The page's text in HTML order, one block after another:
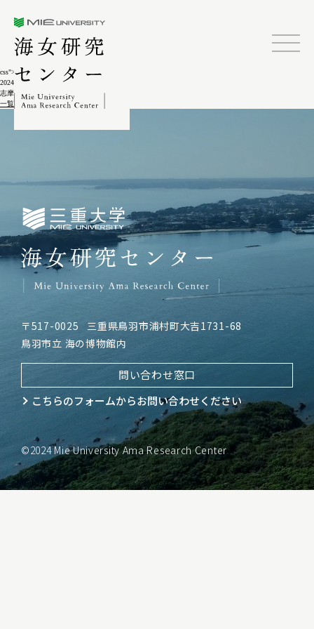
css">
2024.02.04
志摩町和具(ノリアイ海女)A-1-1
一覧に戻る
三重大学海女研究センター
〒517-0025
三重県鳥羽市浦村町大吉1731-68
鳥羽市立 海の博物館内
問い合わせ窓口
こちらのフォームからお問い合わせください
©2024 Mie University Ama Research Center